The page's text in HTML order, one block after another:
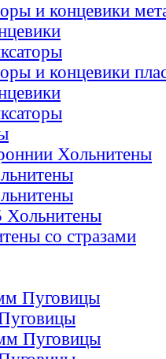
и концевики
и концевики
Хольнитены
Хольнитены
со стразами
Пуговицы
Пуговицы